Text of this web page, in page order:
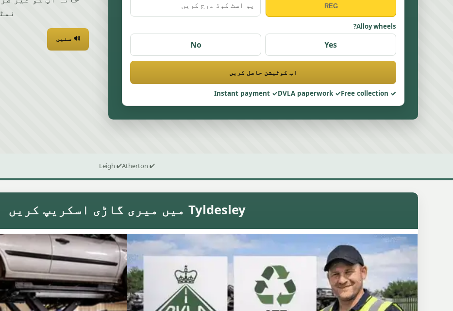
Alloy wheels?
Yes
No
اب کوٹیشن حاصل کریں
Free collection
DVLA paperwork
Instant payment
🔊 سنیں
✔ Atherton
✔ Leigh
Tyldesley میں میری گاڑی اسکریپ کریں